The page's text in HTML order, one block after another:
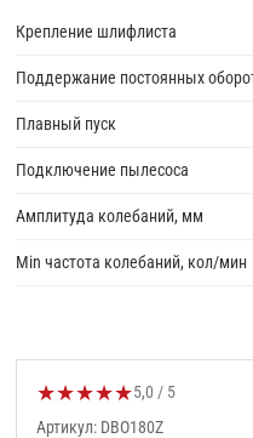
Крепление шлифлиста
Поддержание постоянных
Плавный пуск
Подключение пылесоса
Амплитуда колебаний, мм
Min частота колебаний, кол/мин
★★★★★Оценка товара:
5,0 / 5
Артикул: DBO180Z